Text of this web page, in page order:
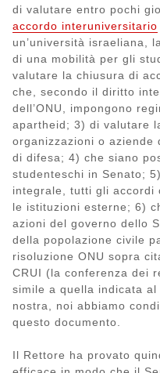
di valutare entro pochi
accordo interuniversitario
un’università israeliana,
di una mobilità per gli
valutare la chiusura di
che, secondo il diritto
dell’ONU, impongono
apartheid; 3) di valutare
organizzazioni o aziende
di difesa; 4) che siano
studenteschi in Senato;
integrale, tutti gli accordi
le istituzioni esterne; 6)
azioni del governo dello
della popolazione civile
risoluzione ONU sopra
CRUI (la conferenza dei
simile a quella indicata
nostra, noi abbiamo
questo documento.
Il Rettore ha provato